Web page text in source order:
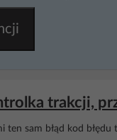
trakcji,
ten sam błąd kod błędu